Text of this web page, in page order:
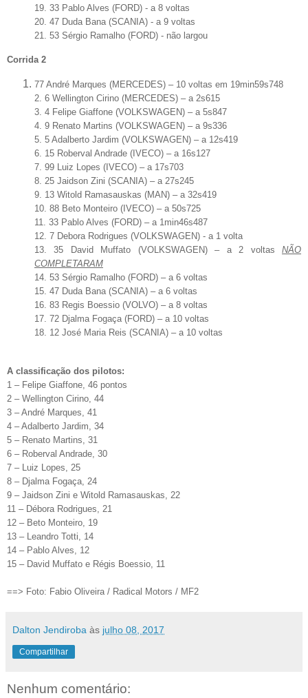
19. 33 Pablo Alves (FORD) - a 8 voltas
20. 47 Duda Bana (SCANIA) - a 9 voltas
21. 53 Sérgio Ramalho (FORD) - não largou
Corrida 2
77 André Marques (MERCEDES) – 10 voltas em 19min59s748
2. 6 Wellington Cirino (MERCEDES) – a 2s615
3. 4 Felipe Giaffone (VOLKSWAGEN) – a 5s847
4. 9 Renato Martins (VOLKSWAGEN) – a 9s336
5. 5 Adalberto Jardim (VOLKSWAGEN) – a 12s419
6. 15 Roberval Andrade (IVECO) – a 16s127
7. 99 Luiz Lopes (IVECO) – a 17s703
8. 25 Jaidson Zini (SCANIA) – a 27s245
9. 13 Witold Ramasauskas (MAN) – a 32s419
10. 88 Beto Monteiro (IVECO) – a 50s725
11. 33 Pablo Alves (FORD) – a 1min46s487
12. 7 Debora Rodrigues (VOLKSWAGEN) - a 1 volta
13. 35 David Muffato (VOLKSWAGEN) – a 2 voltas
NÃO
COMPLETARAM
14. 53 Sérgio Ramalho (FORD) – a 6 voltas
15. 47 Duda Bana (SCANIA) – a 6 voltas
16. 83 Regis Boessio (VOLVO) – a 8 voltas
17. 72 Djalma Fogaça (FORD) – a 10 voltas
18. 12 José Maria Reis (SCANIA) – a 10 voltas
A classificação dos pilotos:
1 – Felipe Giaffone, 46 pontos
2 – Wellington Cirino, 44
3 – André Marques, 41
4 – Adalberto Jardim, 34
5 – Renato Martins, 31
6 – Roberval Andrade, 30
7 – Luiz Lopes, 25
8 – Djalma Fogaça, 24
9 – Jaidson Zini e Witold Ramasauskas, 22
11 – Débora Rodrigues, 21
12 – Beto Monteiro, 19
13 – Leandro Totti, 14
14 – Pablo Alves, 12
15 – David Muffato e Régis Boessio, 11
==> Foto: Fabio Oliveira / Radical Motors / MF2
Dalton Jendiroba às julho 08, 2017
Compartilhar
Nenhum comentário: